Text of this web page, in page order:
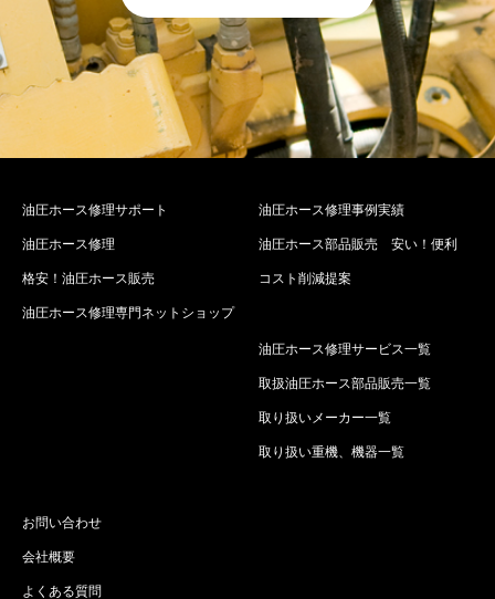
油圧ホース修理サポート
油圧ホース修理
格安！油圧ホース販売
油圧ホース修理専門ネットショップ
油圧ホース修理事例実績
油圧ホース部品販売 安い！便利
コスト削減提案
油圧ホース修理サービス一覧
取扱油圧ホース部品販売一覧
取り扱いメーカー一覧
取り扱い重機、機器一覧
お問い合わせ
会社概要
よくある質問